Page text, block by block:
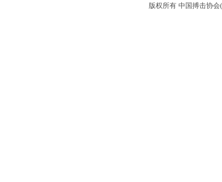
版权所有 中国搏击协会